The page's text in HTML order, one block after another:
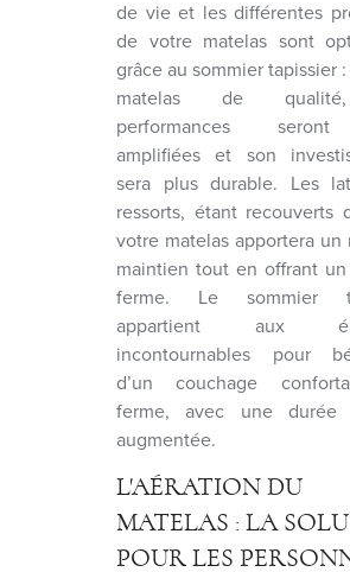
de vie et les différentes
de votre matelas sont
grâce au sommier tapissier
matelas de
performances
amplifiées et son
sera plus durable. Les
ressorts, étant recouverts
votre matelas apportera un
maintien tout en offrant
ferme. Le sommier
appartient aux
incontournables pour
d’un couchage
ferme, avec une
augmentée.
L'AÉRATION DU
MATELAS : LA
POUR LES